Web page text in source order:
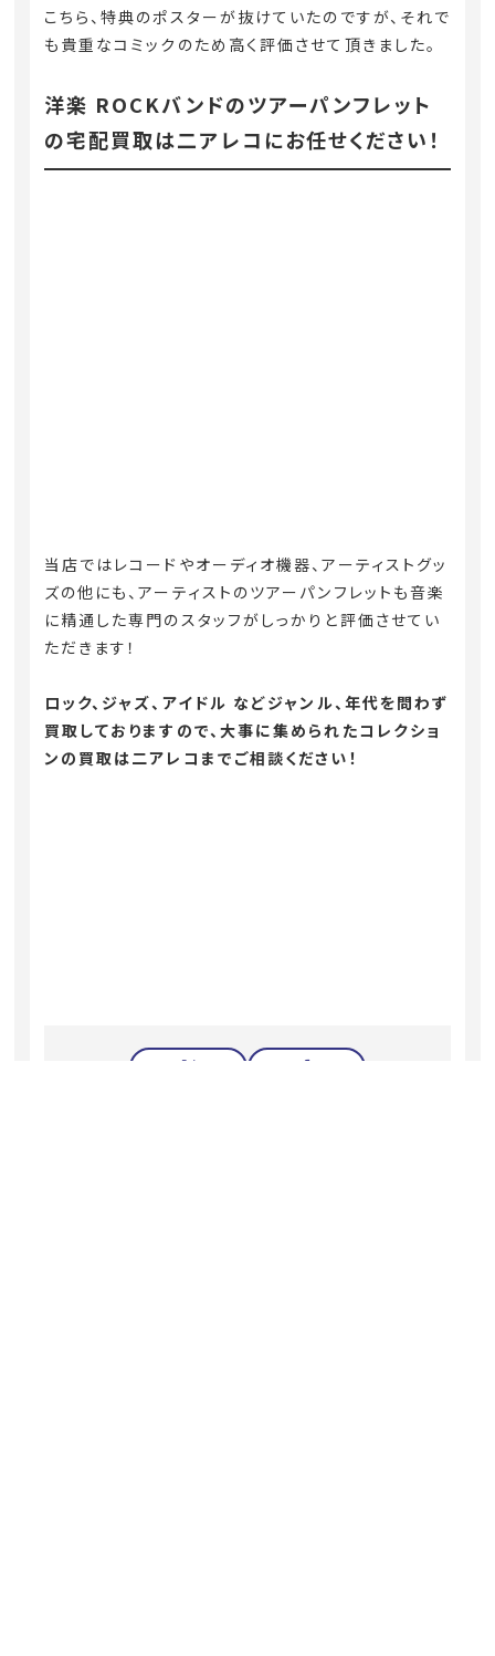
こちら、特典のポスターが抜けていたのですが、それで
も貴重なコミックのため高く評価させて頂きました。
洋楽 ROCKバンドのツアーパンフレット
の宅配買取は二アレコにお任せください！
当店ではレコードやオーディオ機器、アーティストグッ
ズの他にも、アーティストのツアーパンフレットも音楽
に精通した専門のスタッフがしっかりと評価させてい
ただきます！
ロック、ジャズ、アイドル などジャンル、年代を問わず
買取しておりますので、大事に集められたコレクショ
ンの買取は二アレコまでご相談ください！